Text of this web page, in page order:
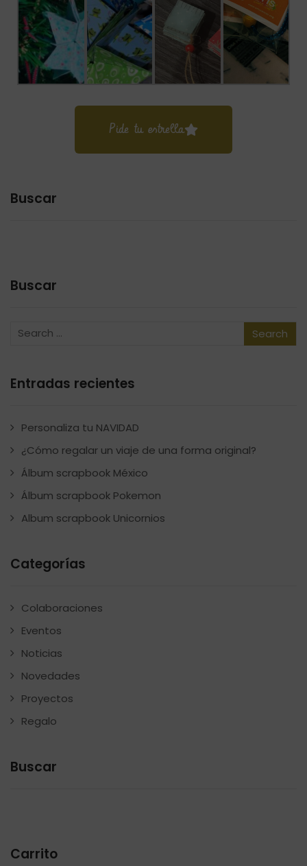
Pide tu estrella
Buscar
Buscar
Entradas recientes
Personaliza tu NAVIDAD
¿Cómo regalar un viaje de una forma original?
Álbum scrapbook México
Álbum scrapbook Pokemon
Album scrapbook Unicornios
Categorías
Colaboraciones
Eventos
Noticias
Novedades
Proyectos
Regalo
Buscar
Carrito